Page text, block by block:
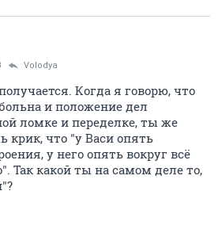
Volodya
Когда я говорю, что
и положение дел
ломке и переделке, ты же
что "у Васи опять
у него опять вокруг всё
Так какой ты на самом деле то,